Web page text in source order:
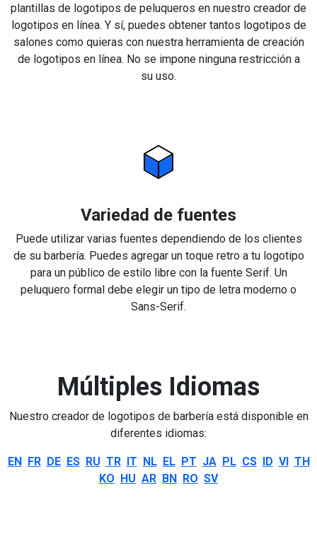
plantillas de logotipos de peluqueros en nuestro creador de
logotipos en línea. Y sí, puedes obtener tantos logotipos de
salones como quieras con nuestra herramienta de creación
de logotipos en línea. No se impone ninguna restricción a
su uso.
Variedad de fuentes
Puede utilizar varias fuentes dependiendo de los clientes
de su barbería. Puedes agregar un toque retro a tu logotipo
para un público de estilo libre con la fuente Serif. Un
peluquero formal debe elegir un tipo de letra moderno o
Sans-Serif.
Múltiples Idiomas
Nuestro creador de logotipos de barbería está disponible en
diferentes idiomas:
EN FR DE ES RU TR IT NL EL PT JA PL CS ID VI TH
KO HU AR BN RO SV